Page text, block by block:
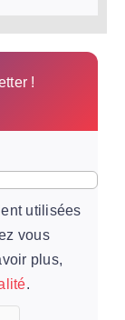
!
utilisées
vous
plus,
.